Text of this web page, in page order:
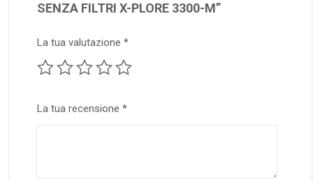
SENZA FILTRI X-PLORE 3300-M”
La tua valutazione *
La tua recensione *